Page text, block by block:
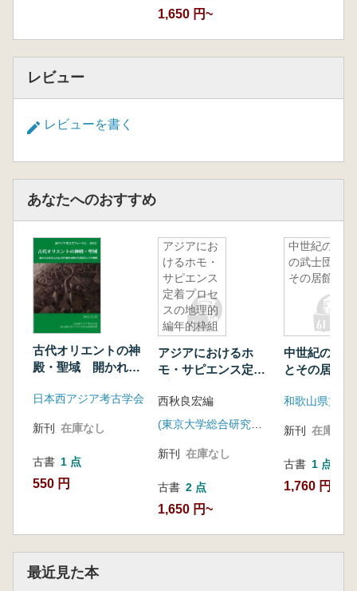
1,650 円~
レビュー
レビューを書く
あなたへのおすすめ
古代オリエントの神
殿・聖域 開かれる
を変換する装置とし
日本西アジア考古学会
新刊 在庫なし
古書 1 点
550 円
アジアにお
けるホモ・
サピエンス
定着プロセ
スの地理的
編年的枠組
アジアにおけるホ
モ・サピエンス定着
年的枠組み構築1
西秋良宏編
新刊 在庫なし
古書 2 点
1,650 円~
中世紀の国
の武士団と
その居館
中世紀の国
とその居館
新刊 在庫なし
古書 1 点
1,760 円
最近見た本